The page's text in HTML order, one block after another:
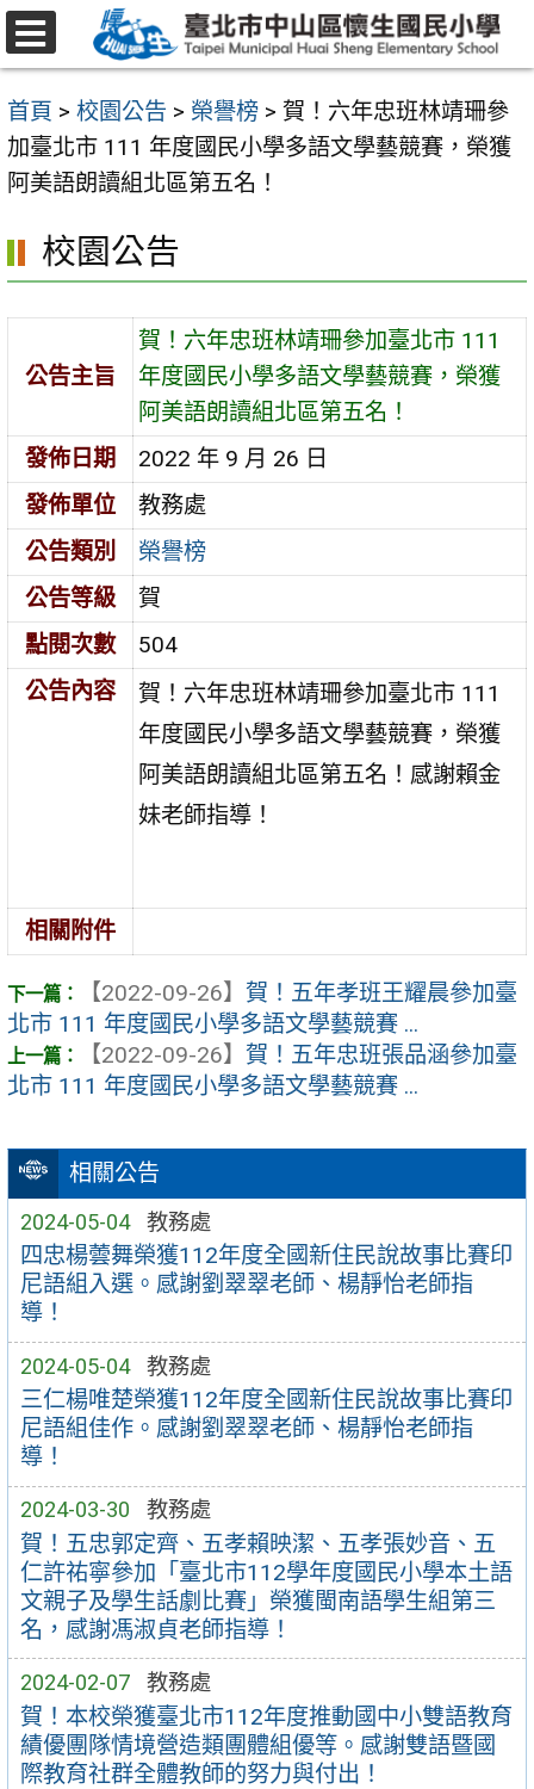
跳
至
要
內
容
首頁 > 校園公告 > 榮譽榜 > 賀！六年忠班林靖珊參
加臺北市 111 年度國民小學多語文學藝競賽，榮獲
阿美語朗讀組北區第五名！
相關公告
2024-05-04 教務處
四忠楊蕓舞榮獲112年度全國新住民說故事比賽印
尼語組入選。感謝劉翠翠老師、楊靜怡老師指
導！
2024-05-04 教務處
三仁楊唯楚榮獲112年度全國新住民說故事比賽印
尼語組佳作。感謝劉翠翠老師、楊靜怡老師指
導！
2024-03-30 教務處
賀！五忠郭定齊、五孝賴映潔、五孝張妙音、五
仁許祐寧參加「臺北市112學年度國民小學本土語
文親子及學生話劇比賽」榮獲閩南語學生組第三
名，感謝馮淑貞老師指導！
2024-02-07 教務處
賀！本校榮獲臺北市112年度推動國中小雙語教育
績優團隊情境營造類團體組優等。感謝雙語暨國
際教育社群全體教師的努力與付出！
校園公告
公告主旨
賀！六年忠班林靖珊參加臺北市 111
年度國民小學多語文學藝競賽，榮獲
阿美語朗讀組北區第五名！
發佈日期
2022 年 9 月 26 日
發佈單位
教務處
公告類別
榮譽榜
公告等級
賀
點閱次數
504
公告內容
賀！六年忠班林靖珊參加臺北市 111
年度國民小學多語文學藝競賽，榮獲
阿美語朗讀組北區第五名！感謝賴金
妹老師指導！
相關附件
【2022-09-26】 賀！五年孝班王耀晨參加臺
北市 111 年度國民小學多語文學藝競賽 ...
【2022-09-26】 賀！五年忠班張品涵參加臺
北市 111 年度國民小學多語文學藝競賽 ...
選
單